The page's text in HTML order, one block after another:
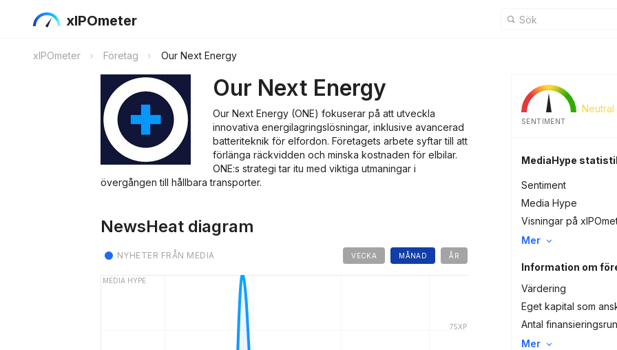
xIPOmeter
xIPOmeter Företag Our Next Energy
Our Next Energy
Our Next Energy (ONE) fokuserar på att utveckla
innovativa energilagringslösningar, inklusive avancerad
batteriteknik för elfordon. Företagets arbete syftar till att
förlänga räckvidden och minska kostnaden för elbilar.
ONE:s strategi tar itu med viktiga utmaningar i
övergången till hållbara transporter.
Neutral
SENTIMENT
MediaHype
Sentiment
Media Hype
Visningar på
Mer
Information om
Värdering
Eget kapital som
Antal
Mer
NewsHeat diagram
VECKA MÅNAD ÅR
NYHETER FRÅN MEDIA